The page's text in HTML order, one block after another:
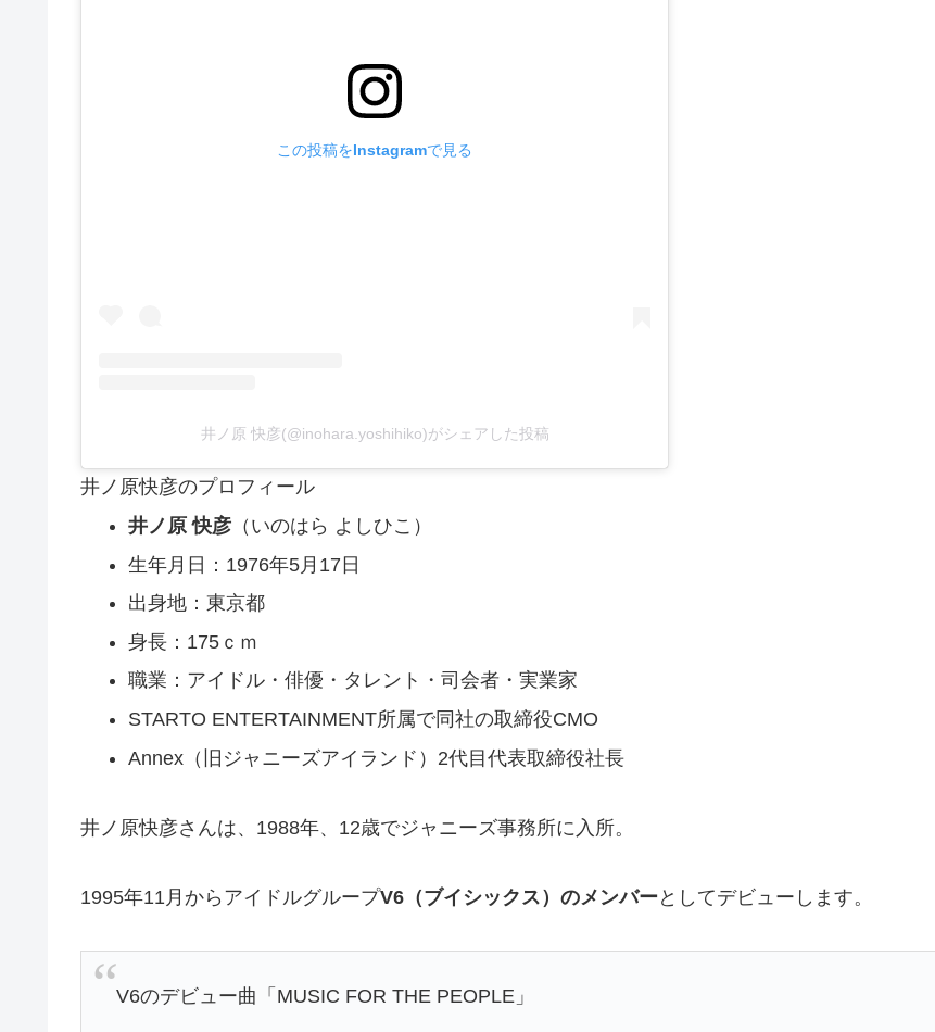
この投稿をInstagramで見る
井ノ原 快彦(@inohara.yoshihiko)がシェアした投稿
井ノ原快彦のプロフィール
井ノ原 快彦（いのはら よしひこ）
生年月日：1976年5月17日
出身地：東京都
身長：175ｃｍ
職業：アイドル・俳優・タレント・司会者・実業家
STARTO ENTERTAINMENT所属で同社の取締役CMO
Annex（旧ジャニーズアイランド）2代目代表取締役社長
井ノ原快彦さんは、1988年、12歳でジャニーズ事務所に入所。
1995年11月からアイドルグループV6（ブイシックス）のメンバーとしてデビューします。
V6のデビュー曲「MUSIC FOR THE PEOPLE」